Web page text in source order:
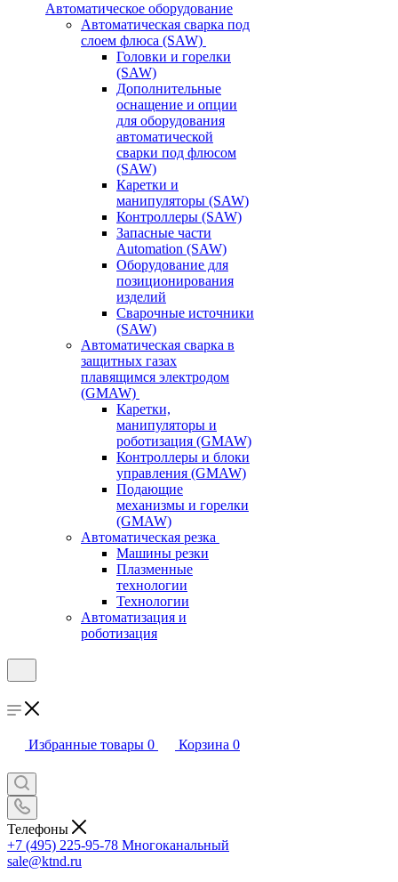
Автоматическое оборудование
Автоматическая сварка под
слоем флюса (SAW)
Головки и горелки
(SAW)
Дополнительные
оснащение и опции
для оборудования
автоматической
сварки под флюсом
(SAW)
Каретки и
манипуляторы (SAW)
Контроллеры (SAW)
Запасные части
Automation (SAW)
Оборудование для
позиционирования
изделий
Сварочные источники
(SAW)
Автоматическая сварка в
защитных газах
плавящимся электродом
(GMAW)
Каретки,
манипуляторы и
роботизация (GMAW)
Контроллеры и блоки
управления (GMAW)
Подающие
механизмы и горелки
(GMAW)
Автоматическая резка
Машины резки
Плазменные
технологии
Технологии
Автоматизация и
роботизация
Избранные товары 0 Корзина 0
Телефоны
+7 (495) 225-95-78 Многоканальный
sale@ktnd.ru